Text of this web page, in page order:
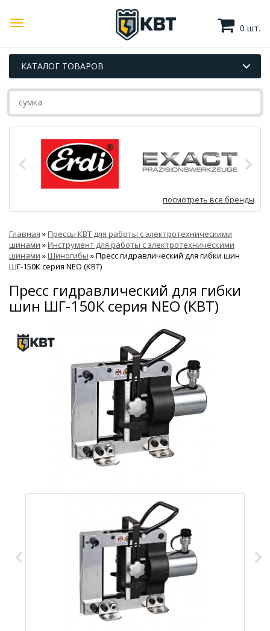
0 шт.
КАТАЛОГ ТОВАРОВ
посмотреть все бренды
Главная »Прессы КВТ для работы с электротехническими
шинами »Инструмент для работы с электротехническими
шинами »Шиногибы »Пресс гидравлический для гибки шин
ШГ-150К серия NEO (КВТ)
Пресс гидравлический для гибки
шин ШГ-150К серия NEO (КВТ)